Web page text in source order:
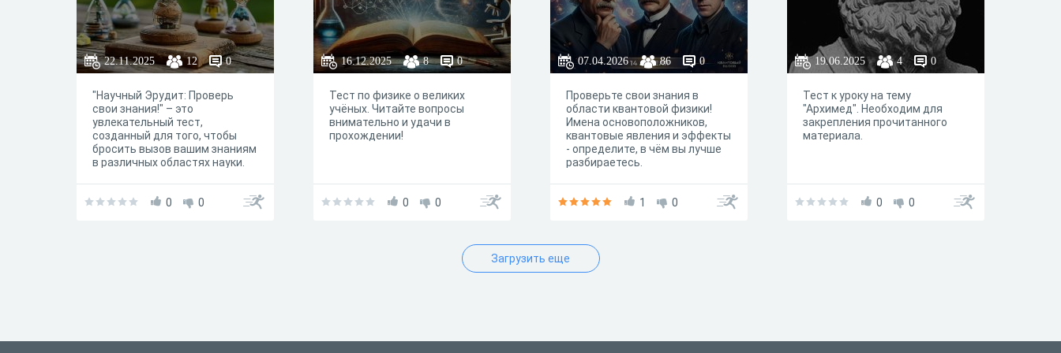
22.11.2025 12 0
"Научный Эрудит: Проверь
свои знания!" – это
увлекательный тест,
созданный для того, чтобы
бросить вызов вашим знаниям
в различных областях науки.
забытое и узнайте, насколько
0 0
16.12.2025 8 0
Тест по физике о великих
учёных. Читайте вопросы
внимательно и удачи в
прохождении!
0 0
07.04.2026 86 0
Проверьте свои знания в
области квантовой физики!
Имена основоположников,
квантовые явления и эффекты
- определите, в чём вы лучше
разбираетесь.
1 0
19.06.2025 4 0
Тест к уроку на тему
"Архимед". Необходим для
закрепления прочитанного
материала.
0 0
Загрузить еще